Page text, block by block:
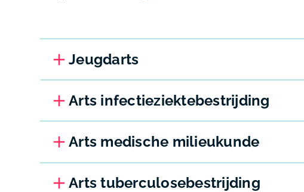
Jeugdarts
Arts infectieziektebestrijding
Arts medische milieukunde
Arts tuberculosebestrijding